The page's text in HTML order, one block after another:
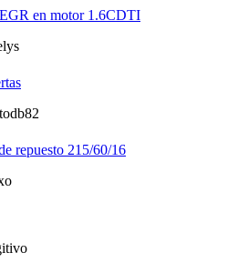
en motor 1.6CDTI
repuesto 215/60/16